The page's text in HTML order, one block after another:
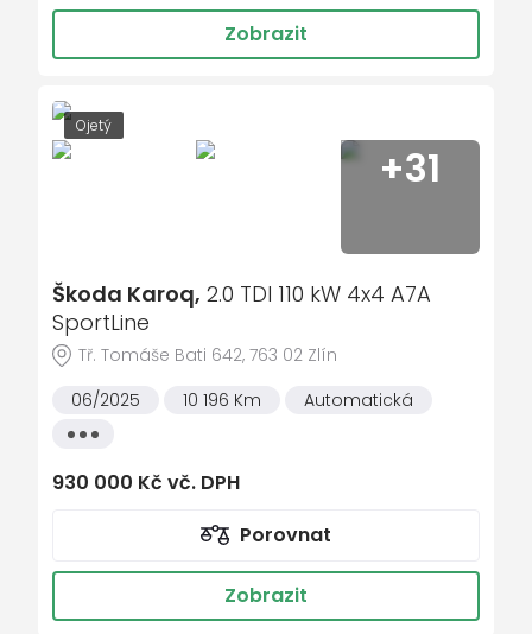
dálkově ovládané centrální zamykání
nastavitelný volant
střešní nosič
el. vyhřívané přední sklo
metalický lak
senzor světel
ukazatel vnější teploty
kontrola tlaku v pneu
loketní opěrka zadní
Zobrazit
Ojetý
+31
Škoda Karoq, 2.0 TDI 110 kW 4x4 A7A
SportLine
Tř. Tomáše Bati 642, 763 02 Zlín
06/2025
10 196 Km
Automatická
Všechny
930 000 Kč vč. DPH
Porovnat
Zobrazit